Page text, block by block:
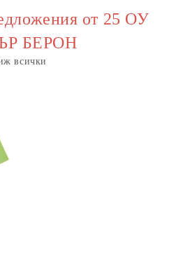
от 25 ОУ
БЕРОН
всички